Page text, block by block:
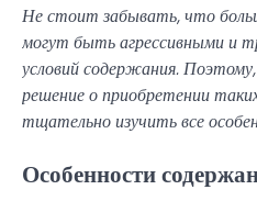
Не стоит забывать, что
могут быть агрессивными и
условий содержания.
решение о приобретении
тщательно изучить все
Особенности